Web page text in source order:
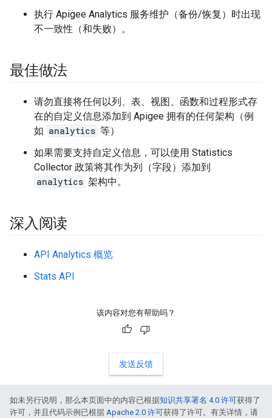
执行 Apigee Analytics 服务维护（备份/恢复）时出现
不一致性（和失败）。
最佳做法
请勿直接将任何以列、表、视图、函数和过程形式存
在的自定义信息添加到 Apigee 拥有的任何架构（例
如 analytics 等）
如果需要支持自定义信息，可以使用 Statistics
Collector 政策将其作为列（字段）添加到
analytics 架构中。
深入阅读
API Analytics 概览
Stats API
该内容对您有帮助吗？
发送反馈
如未另行说明，那么本页面中的内容已根据知识共享署名 4.0 许可获得了
许可，并且代码示例已根据 Apache 2.0 许可获得了许可。有关详情，请